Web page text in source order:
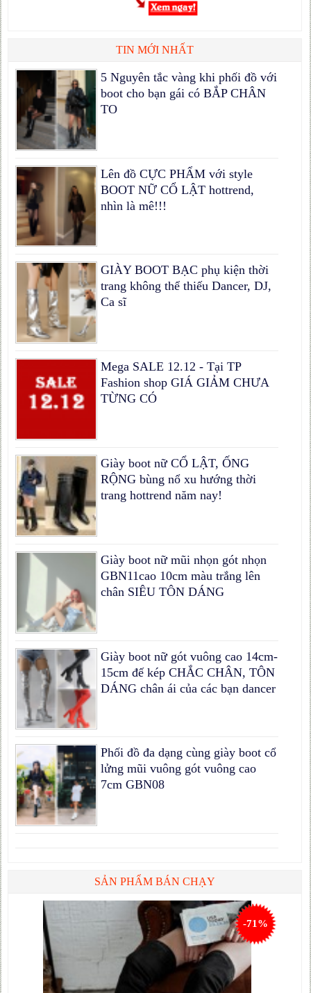
TIN MỚI NHẤT
5 Nguyên tắc vàng khi phối đồ với
boot cho bạn gái có BẮP CHÂN
TO
Lên đồ CỰC PHẨM với style
BOOT NỮ CỔ LẬT hottrend,
nhìn là mê!!!
GIÀY BOOT BẠC phụ kiện thời
trang không thể thiếu Dancer, DJ,
Ca sĩ
Mega SALE 12.12 - Tại TP
Fashion shop GIÁ GIẢM CHƯA
TỪNG CÓ
Giày boot nữ CỔ LẬT, ỐNG
RỘNG bùng nổ xu hướng thời
trang hottrend năm nay!
Giày boot nữ mũi nhọn gót nhọn
GBN11cao 10cm màu trắng lên
chân SIÊU TÔN DÁNG
Giày boot nữ gót vuông cao 14cm-
15cm đế kép CHẮC CHÂN, TÔN
DÁNG chân ái của các bạn dancer
Phối đồ đa dạng cùng giày boot cổ
lửng mũi vuông gót vuông cao
7cm GBN08
SẢN PHẨM BÁN CHẠY
-71%